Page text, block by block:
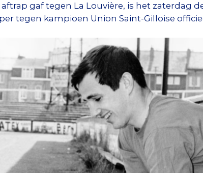
gaf tegen La Louvière, is het zaterdag
tegen kampioen Union Saint-Gilloise